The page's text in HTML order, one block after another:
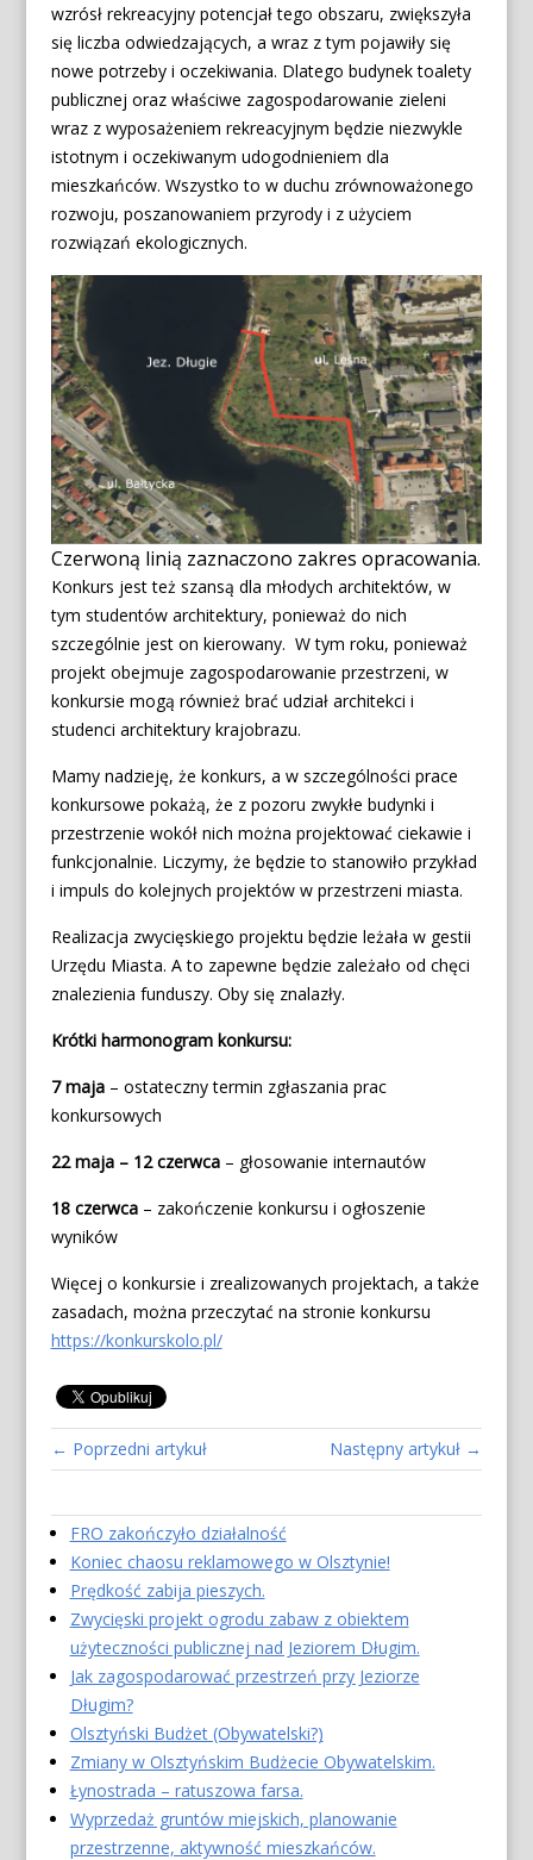
wzrósł rekreacyjny potencjał tego obszaru, zwiększyła
się liczba odwiedzających, a wraz z tym pojawiły się
nowe potrzeby i oczekiwania. Dlatego budynek toalety
publicznej oraz właściwe zagospodarowanie zieleni
wraz z wyposażeniem rekreacyjnym będzie niezwykle
istotnym i oczekiwanym udogodnieniem dla
mieszkańców. Wszystko to w duchu zrównoważonego
rozwoju, poszanowaniem przyrody i z użyciem
rozwiązań ekologicznych.
Czerwoną linią zaznaczono zakres opracowania.
Konkurs jest też szansą dla młodych architektów, w
tym studentów architektury, ponieważ do nich
szczególnie jest on kierowany. W tym roku, ponieważ
projekt obejmuje zagospodarowanie przestrzeni, w
konkursie mogą również brać udział architekci i
studenci architektury krajobrazu.
Mamy nadzieję, że konkurs, a w szczególności prace
konkursowe pokażą, że z pozoru zwykłe budynki i
przestrzenie wokół nich można projektować ciekawie i
funkcjonalnie. Liczymy, że będzie to stanowiło przykład
i impuls do kolejnych projektów w przestrzeni miasta.
Realizacja zwycięskiego projektu będzie leżała w gestii
Urzędu Miasta. A to zapewne będzie zależało od chęci
znalezienia funduszy. Oby się znalazły.
Krótki harmonogram konkursu:
7 maja– ostateczny termin zgłaszania prac
konkursowych
22 maja – 12 czerwca – głosowanie internautów
18 czerwca– zakończenie konkursu i ogłoszenie
wyników
Więcej o konkursie i zrealizowanych projektach, a także
zasadach, można przeczytać na stronie konkursu
https://konkurskolo.pl/
← Poprzedni artykuł Następny artykuł →
FRO zakończyło działalność
Koniec chaosu reklamowego w Olsztynie!
Prędkość zabija pieszych.
Zwycięski projekt ogrodu zabaw z obiektem
użyteczności publicznej nad Jeziorem Długim.
Jak zagospodarować przestrzeń przy Jeziorze
Długim?
Olsztyński Budżet (Obywatelski?)
Zmiany w Olsztyńskim Budżecie Obywatelskim.
Łynostrada – ratuszowa farsa.
Wyprzedaż gruntów miejskich, planowanie
przestrzenne, aktywność mieszkańców.